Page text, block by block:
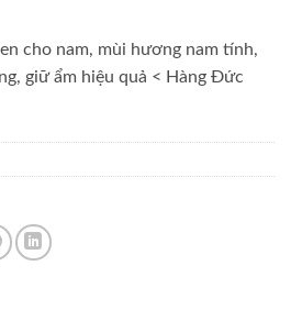
cho nam, mùi hương nam tính,
giữ ẩm hiệu quả < Hàng Đức